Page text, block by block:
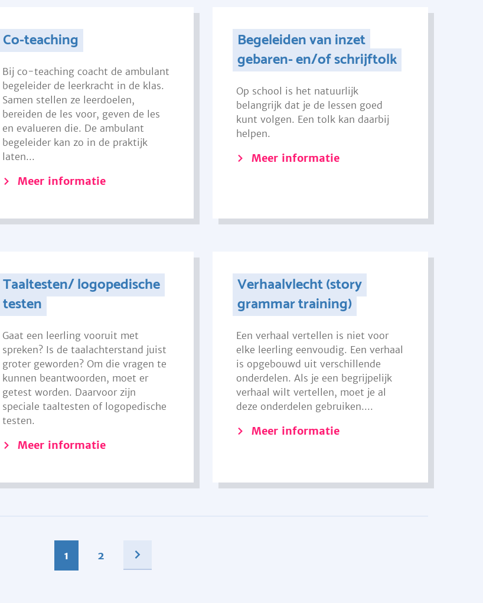
Co-teaching
Bij co-teaching coacht de ambulant
begeleider de leerkracht in de klas.
Samen stellen ze leerdoelen,
bereiden de les voor, geven de les
en evalueren die. De ambulant
begeleider kan zo in de praktijk
laten...
Meer informatie
Begeleiden van inzet
gebaren- en/of schrijftolk
Op school is het natuurlijk
belangrijk dat je de lessen goed
kunt volgen. Een tolk kan daarbij
helpen.
Meer informatie
Taaltesten/ logopedische
testen
Gaat een leerling vooruit met
spreken? Is de taalachterstand juist
groter geworden? Om die vragen te
kunnen beantwoorden, moet er
getest worden. Daarvoor zijn
speciale taaltesten of logopedische
testen.
Meer informatie
Verhaalvlecht (story
grammar training)
Een verhaal vertellen is niet voor
elke leerling eenvoudig. Een verhaal
is opgebouwd uit verschillende
onderdelen. Als je een begrijpelijk
verhaal wilt vertellen, moet je al
deze onderdelen gebruiken....
Meer informatie
1 2